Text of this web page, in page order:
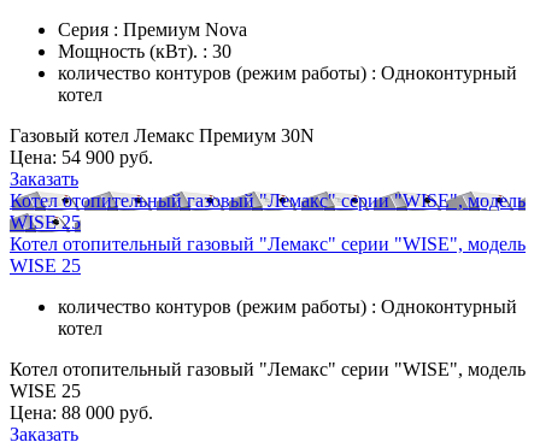
Серия : Премиум Nova
Мощность (кВт). : 30
количество контуров (режим работы) : Одноконтурный
котел
Газовый котел Лемакс Премиум 30N
Цена: 54 900 руб.
Заказать
Котел отопительный газовый "Лемакс" серии "WISE", модель
WISE 25
Котел отопительный газовый "Лемакс" серии "WISE", модель
WISE 25
количество контуров (режим работы) : Одноконтурный
котел
Котел отопительный газовый "Лемакс" серии "WISE", модель
WISE 25
Цена: 88 000 руб.
Заказать